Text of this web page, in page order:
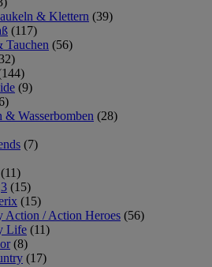
& Klettern (39)
(117)
Tauchen (56)
(9)
& Wasserbomben (28)
(7)
(11)
(15)
(15)
Action / Action Heroes (56)
Life (11)
(8)
(17)